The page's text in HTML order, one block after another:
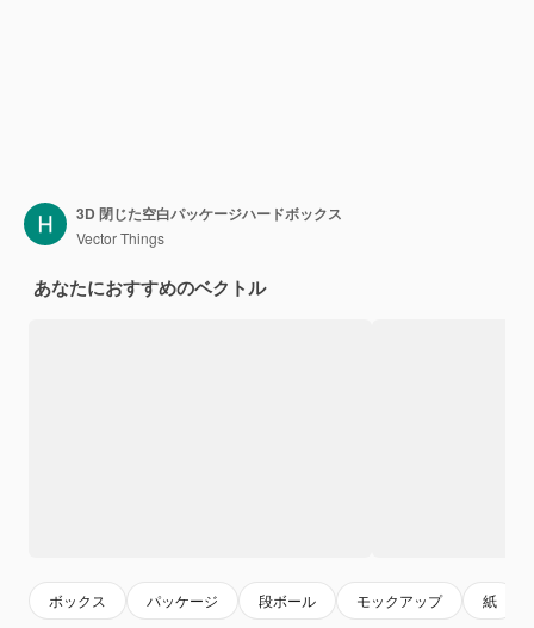
3D 閉じた空白パッケージハードボックス
Vector Things
あなたにおすすめのベクトル
ボックス パッケージ 段ボール モックアップ 紙